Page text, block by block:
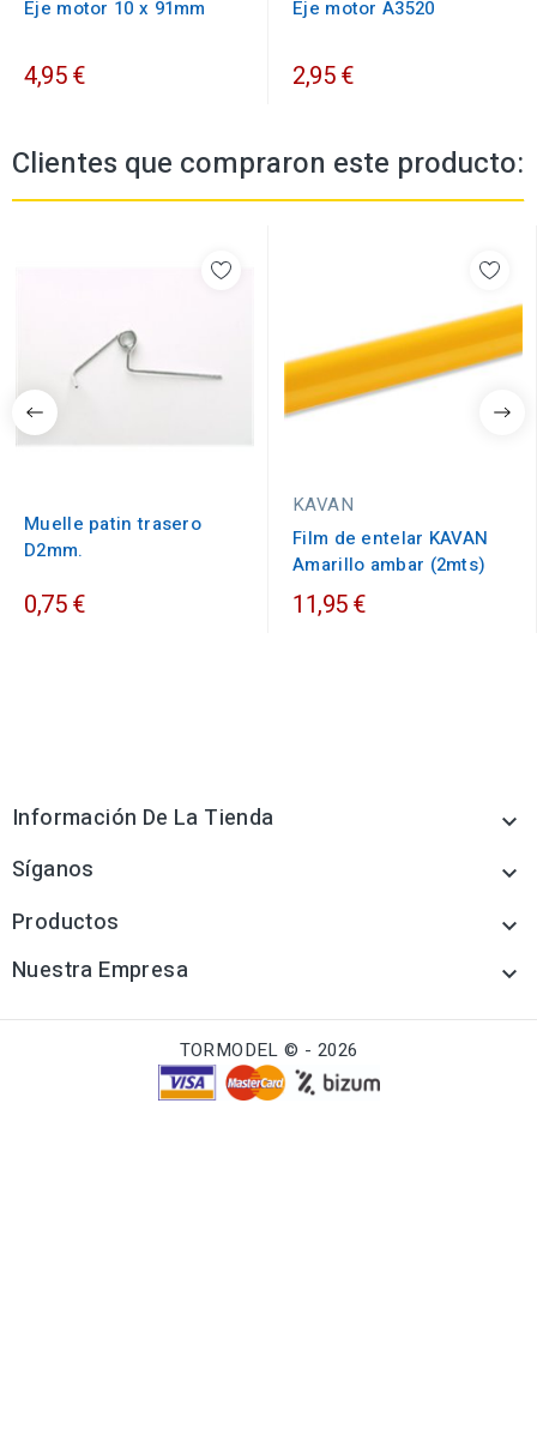
Eje motor 10 x 91mm
4,95 €
Eje motor A3520
2,95 €
Clientes que compraron este producto:
Muelle patin trasero
D2mm.
0,75 €
KAVAN
Film de entelar KAVAN
Amarillo ambar (2mts)
11,95 €
Información De La Tienda 
Síganos 
Productos 
Nuestra Empresa 
TORMODEL © - 2026